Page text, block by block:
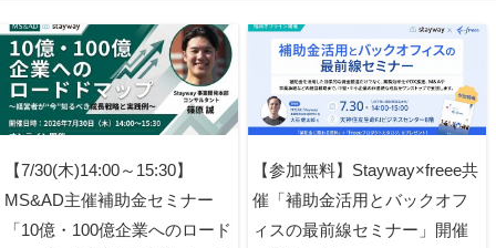
【7/30(木)14:00～15:30】
MS&AD主催補助金セミナー
「10億・100億企業へのロード
【参加無料】Stayway×freee共
催「補助金活用とバックオフ
ィスの最前線セミナー」開催